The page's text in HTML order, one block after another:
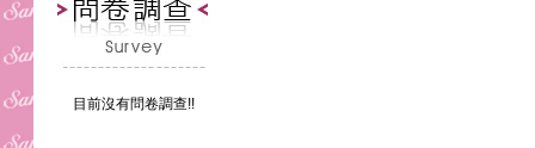
目前沒有問卷調查!!